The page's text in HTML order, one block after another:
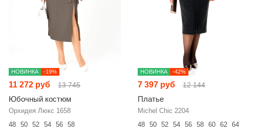
НОВИНКА -19%
11 272 руб 13 745
Юбочный костюм
Орхидея Люкс 1658
48
50 52 54 56 58
НОВИНКА -42%
7 397 руб 12 144
Платье
Michel Chic 2204
48
50 52 54 56 58 60 62 64